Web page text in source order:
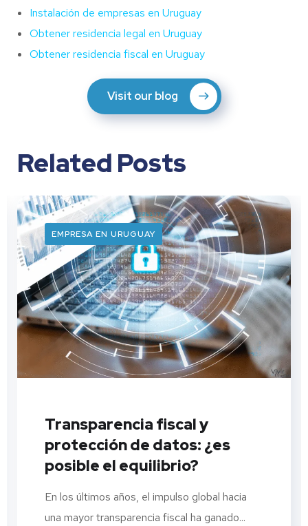
Instalación de empresas en Uruguay
Obtener residencia legal en Uruguay
Obtener residencia fiscal en Uruguay
Visit our blog
Related Posts
EMPRESA EN URUGUAY
Transparencia fiscal y
protección de datos: ¿es
posible el equilibrio?
En los últimos años, el impulso global hacia
una mayor transparencia fiscal ha ganado...